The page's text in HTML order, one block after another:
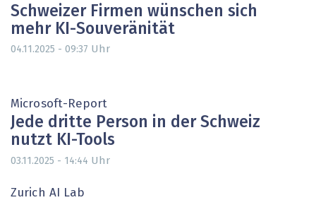
Schweizer Firmen wünschen sich
mehr KI-Souveränität
04.11.2025 - 09:37 Uhr
Microsoft-Report
Jede dritte Person in der Schweiz
nutzt KI-Tools
03.11.2025 - 14:44 Uhr
Zurich AI Lab